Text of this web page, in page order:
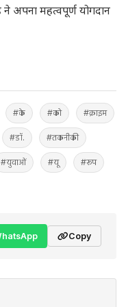
अपना महत्वपूर्ण योगदान
#के #को #क्राइम
#डॉ. #तकनीकी
#युवाओं #यू #रूप
Copy